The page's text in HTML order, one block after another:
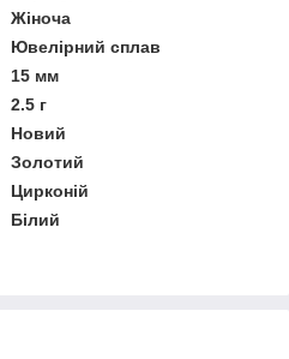
Жіноча
Ювелірний сплав
15 мм
2.5 г
Новий
Золотий
Цирконій
Білий